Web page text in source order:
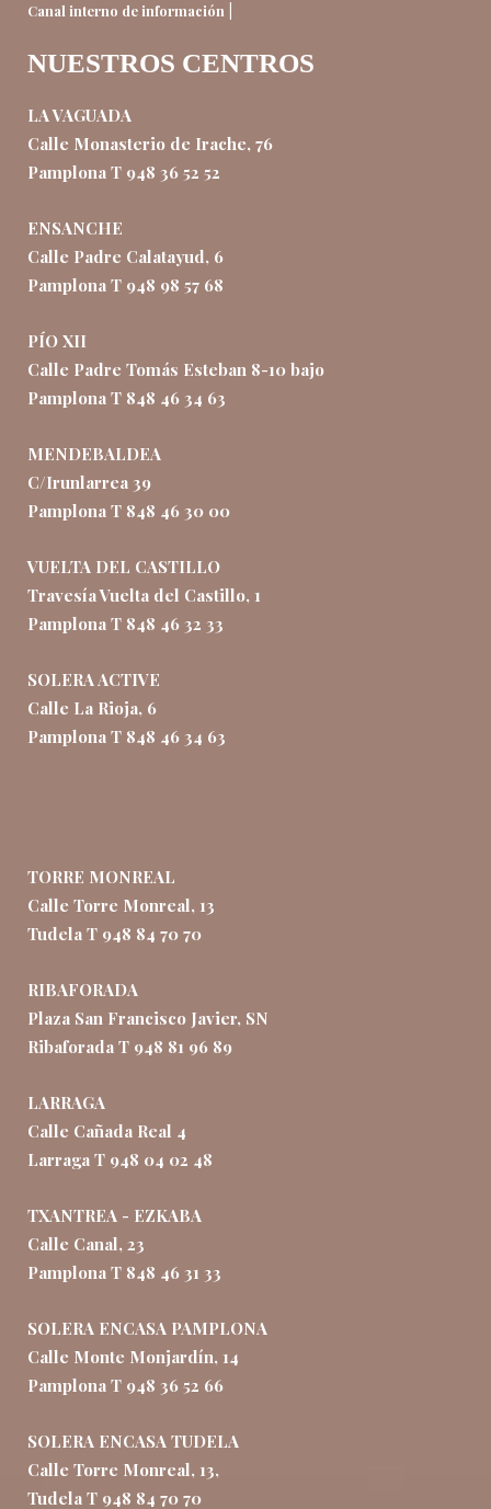
Canal interno de información
NUESTROS CENTROS
LA VAGUADA
Calle Monasterio de Irache, 76
Pamplona T 948 36 52 52
ENSANCHE
Calle Padre Calatayud, 6
Pamplona T 948 98 57 68
PÍO XII
Calle Padre Tomás Esteban 8-10 bajo
Pamplona T 848 46 34 63
MENDEBALDEA
C/Irunlarrea 39
Pamplona T 848 46 30 00
VUELTA DEL CASTILLO
Travesía Vuelta del Castillo, 1
Pamplona T 848 46 32 33
SOLERA ACTIVE
Calle La Rioja, 6
Pamplona T 848 46 34 63
TORRE MONREAL
Calle Torre Monreal, 13
Tudela T 948 84 70 70
RIBAFORADA
Plaza San Francisco Javier, SN
Ribaforada T 948 81 96 89
LARRAGA
Calle Cañada Real 4
Larraga T 948 04 02 48
TXANTREA - EZKABA
Calle Canal, 23
Pamplona T 848 46 31 33
SOLERA ENCASA PAMPLONA
Calle Monte Monjardín, 14
Pamplona T 948 36 52 66
SOLERA ENCASA TUDELA
Calle Torre Monreal, 13,
Tudela T 948 84 70 70